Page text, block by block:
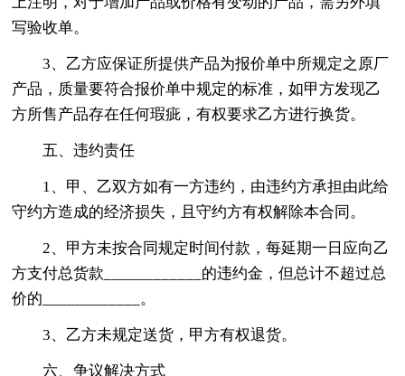
写验收单。
3、乙方应保证所提供产品为报价单中所规定之原厂
产品，质量要符合报价单中规定的标准，如甲方发现乙
方所售产品存在任何瑕疵，有权要求乙方进行换货。
五、违约责任
1、甲、乙双方如有一方违约，由违约方承担由此给
守约方造成的经济损失，且守约方有权解除本合同。
2、甲方未按合同规定时间付款，每延期一日应向乙
方支付总货款____________的违约金，但总计不超过总
价的____________。
3、乙方未规定送货，甲方有权退货。
六、争议解决方式